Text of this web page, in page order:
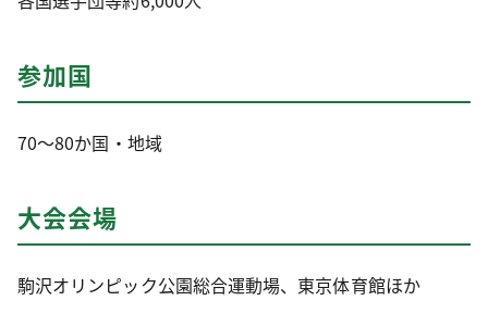
参加国
70～80か国・地域
大会会場
駒沢オリンピック公園総合運動場、東京体育館ほか